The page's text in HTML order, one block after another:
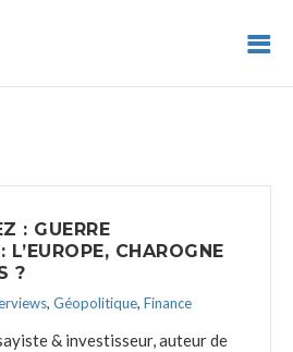
: GUERRE
CHAROGNE
?
, Géopolitique, Finance
& investisseur, auteur de